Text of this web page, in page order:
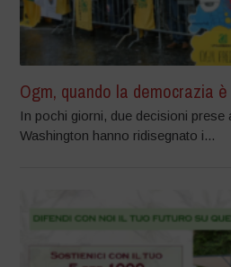
Ogm, quando la democrazia
In pochi giorni, due decisioni prese
Washington hanno ridisegnato i...